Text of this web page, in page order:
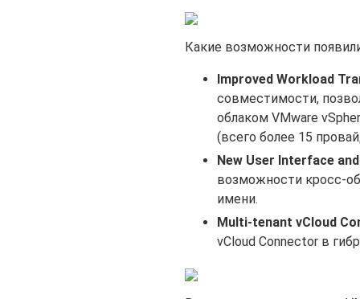
Какие возможности
Improved Workload
совместимости,
облаком VMware
(всего более 15
New User Interface
возможности кросс-
имени.
Multi-tenant vCloud
vCloud Connector в